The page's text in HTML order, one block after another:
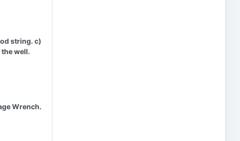
string. c)
well.
Wrench.